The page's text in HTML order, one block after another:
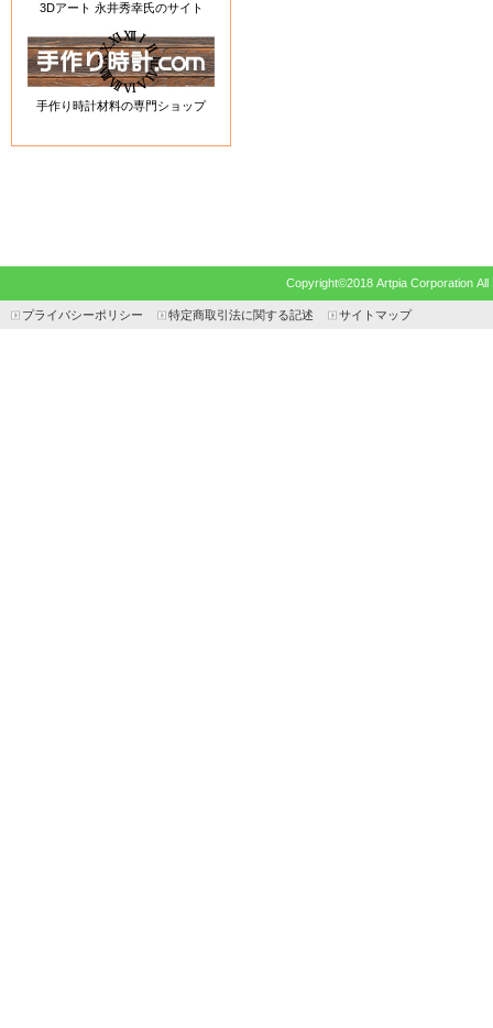
3Dアート 永井秀幸氏のサイト
手作り時計材料の専門ショップ
Copyright©2018 Artpia Corporation
プライバシーポリシー 特定商取引法に関する記述 サイトマップ